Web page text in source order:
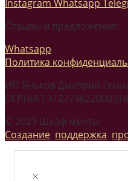
Instagram Whatsapp
Отзывы и предложения:
Whatsapp
Политика
ИП Яньков Дмитрий
ОГРНИП 312774622000318
© 2023 Шкаф мечты
Создание, поддержка,